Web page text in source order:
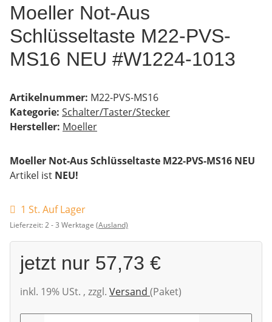
Moeller Not-Aus
Schlüsseltaste M22-PVS-
MS16 NEU #W1224-1013
Artikelnummer: M22-PVS-MS16
Kategorie: Schalter/Taster/Stecker
Hersteller: Moeller
Moeller Not-Aus Schlüsseltaste M22-PVS-MS16 NEU
Artikel ist NEU!
1 St. Auf Lager
Lieferzeit:2 - 3 Werktage (Ausland)
jetzt nur 57,73 €
inkl. 19% USt. , zzgl. Versand (Paket)